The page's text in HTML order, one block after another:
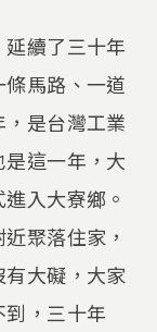
續了三十年
馬路、一道
是台灣工業
這一年，大
入大寮鄉。
聚落住家，
大礙，大家
，三十年